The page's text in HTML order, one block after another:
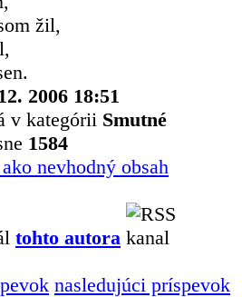
žil,
2006 18:51
v kategórii Smutné
1584
nevhodný obsah
tohto autora
nasledujúci príspevok